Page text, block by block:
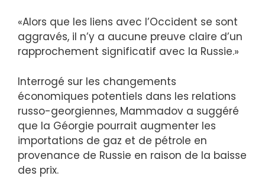
«Alors que les liens avec l’Occident se sont
aggravés, il n’y a aucune preuve claire d’un
rapprochement significatif avec la Russie.»
Interrogé sur les changements
économiques potentiels dans les relations
russo-georgiennes, Mammadov a suggéré
que la Géorgie pourrait augmenter les
importations de gaz et de pétrole en
provenance de Russie en raison de la baisse
des prix.